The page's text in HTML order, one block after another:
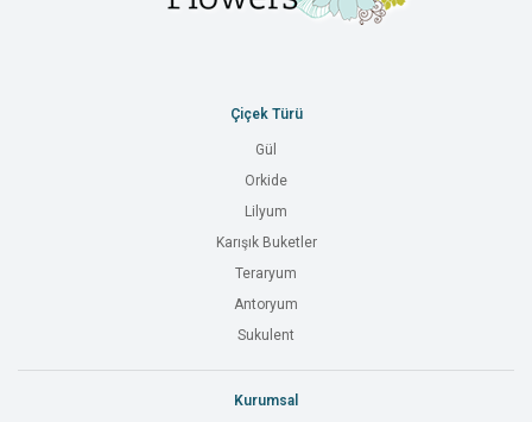
Çiçek Türü
Gül
Orkide
Lilyum
Karışık Buketler
Teraryum
Antoryum
Sukulent
Kurumsal